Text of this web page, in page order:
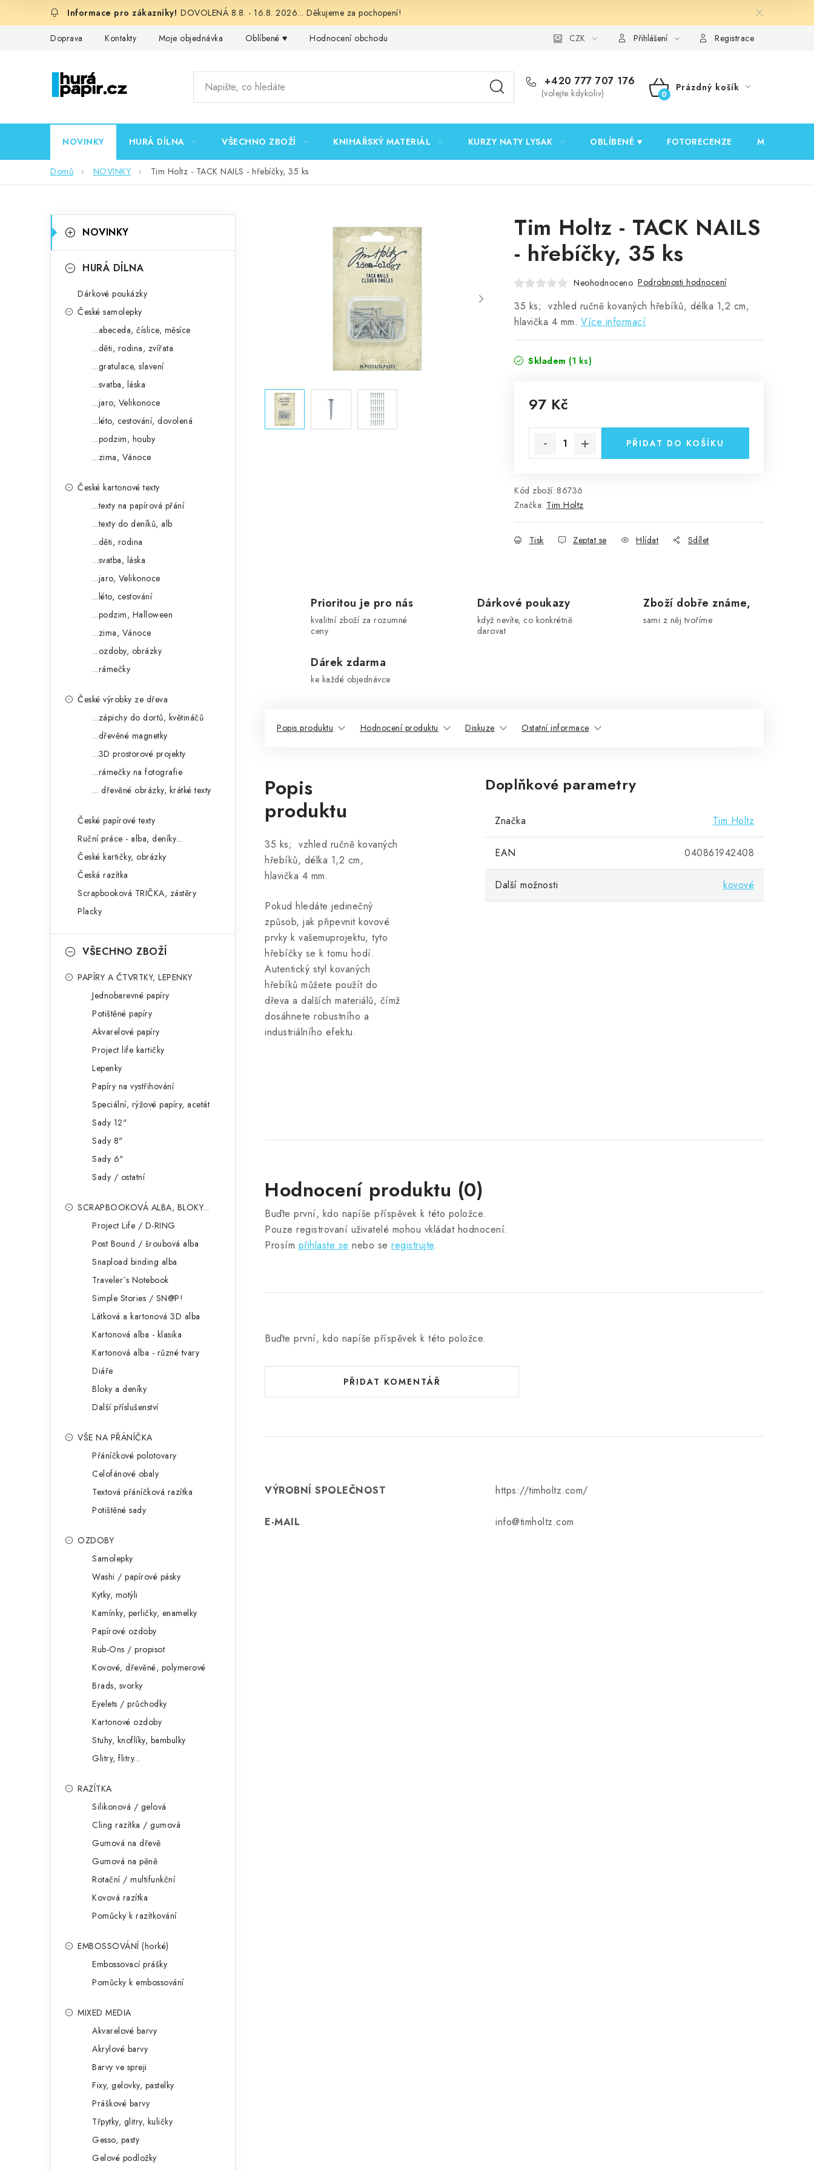
DOVOLENÁ 8.8. - 16.8. 2026... Děkujeme za pochopení!
Doprava Kontakty Moje objednávka Oblíbené ♥️ Hodnocení obchodu Podmínky ochrany osobních údajů Ověřování recenzí
CZK Přihlášení Registrace
+420 777 707 176
(volejte kdykoliv)
NÁKUPNÍ
Prázdný košík
NOVINKY HURÁ DÍLNA VŠECHNO ZBOŽÍ KNIHAŘSKÝ MATERIÁL KURZY NATY LYSAK OBLÍBENÉ ♥️ FOTORECENZE MOJE
Domů NOVINKY Tim Holtz - TACK NAILS - hřebíčky, 35 ks
P
o
kategorie
K
a
NOVINKY
HURÁ DÍLNA
Dárkové poukázky
České samolepky
...abeceda, číslice, měsíce
...děti, rodina, zvířata
...gratulace, slavení
...svatba, láska
...jaro, Velikonoce
...léto, cestování, dovolená
...podzim, houby
...zima, Vánoce
České kartonové texty
...texty na papírová přání
...texty do deníků, alb
...děti, rodina
...svatba, láska
...jaro, Velikonoce
...léto, cestování
...podzim, Halloween
...zima, Vánoce
...ozdoby, obrázky
...rámečky
České výrobky ze dřeva
...zápichy do dortů, květináčů
...dřevěné magnetky
...3D prostorové projekty
...rámečky na fotografie
... dřevěné obrázky, krátké texty
České papírové texty
Ruční práce - alba, deníky...
České kartičky, obrázky
Česká razítka
Scrapbooková TRIČKA, zástěry
Placky
VŠECHNO ZBOŽÍ
PAPÍRY A ČTVRTKY, LEPENKY
Jednobarevné papíry
Potištěné papíry
Akvarelové papíry
Project life kartičky
Lepenky
Papíry na vystřihování
Speciální, rýžové papíry, acetát
Sady 12"
Sady 8"
Sady 6"
Sady / ostatní
SCRAPBOOKOVÁ ALBA, BLOKY...
Project Life / D-RING
Post Bound / šroubová alba
Snapload binding alba
Traveler´s Notebook
Simple Stories / SN@P!
Látková a kartonová 3D alba
Kartonová alba - klasika
Kartonová alba - různé tvary
Diáře
Bloky a deníky
Další příslušenství
VŠE NA PŘÁNÍČKA
Přáníčkové polotovary
Celofánové obaly
Textová přáníčková razítka
Potištěné sady
OZDOBY
Samolepky
Washi / papírové pásky
Kytky, motýli
Kamínky, perličky, enamelky
Papírové ozdoby
Rub-Ons / propisot
Kovové, dřevěné, polymerové
Brads, svorky
Eyelets / průchodky
Kartonové ozdoby
Stuhy, knoflíky, bambulky
Glitry, flitry...
RAZÍTKA
Silikonová / gelová
Cling razítka / gumová
Gumová na dřevě
Gumová na pěně
Rotační / multifunkční
Kovová razítka
Pomůcky k razítkování
EMBOSSOVÁNÍ (horké)
Embossovací prášky
Pomůcky k embossování
MIXED MEDIA
Akvarelové barvy
Akrylové barvy
Barvy ve spreji
Fixy, gelovky, pastelky
Práškové barvy
Třpytky, glitry, kuličky
Gesso, pasty
Gelové podložky
Tim Holtz - TACK NAILS
- hřebíčky, 35 ks
Neohodnoceno Podrobnosti hodnocení
35 ks; vzhled ručně kovaných hřebíků, délka 1,2 cm,
hlavička 4 mm. Více informací
Skladem (1 ks)
97 Kč
PŘIDAT DO KOŠÍKU
Kód zboží: 86736
Značka: Tim Holtz
Tisk Zeptat se Hlídat Sdílet
Prioritou je pro nás
kvalitní zboží za rozumné
ceny
Dárkové poukazy
když nevíte, co konkrétně
darovat
Zboží dobře známe,
sami z něj tvoříme
Dárek zdarma
ke každé objednávce
Popis produktu Hodnocení produktu Diskuze Ostatní informace
Popis
produktu
35 ks; vzhled ručně kovaných
hřebíků, délka 1,2 cm,
hlavička 4 mm.
Pokud hledáte jedinečný
způsob, jak připevnit kovové
prvky k vašemuprojektu, tyto
hřebíčky se k tomu hodí.
Autentický styl kovaných
hřebíků můžete použít do
dřeva a dalších materiálů, čímž
dosáhnete robustního a
industriálního efektu.
Doplňkové parametry
Značka Tim Holtz
EAN 040861942408
Další možnosti kovové
Hodnocení produktu (0)
Buďte první, kdo napíše příspěvek k této položce.
Pouze registrovaní uživatelé mohou vkládat hodnocení.
Prosím přihlaste se nebo se registrujte.
Buďte první, kdo napíše příspěvek k této položce.
PŘIDAT KOMENTÁŘ
VÝROBNÍ SPOLEČNOST https://timholtz.com/
E-MAIL info@timholtz.com